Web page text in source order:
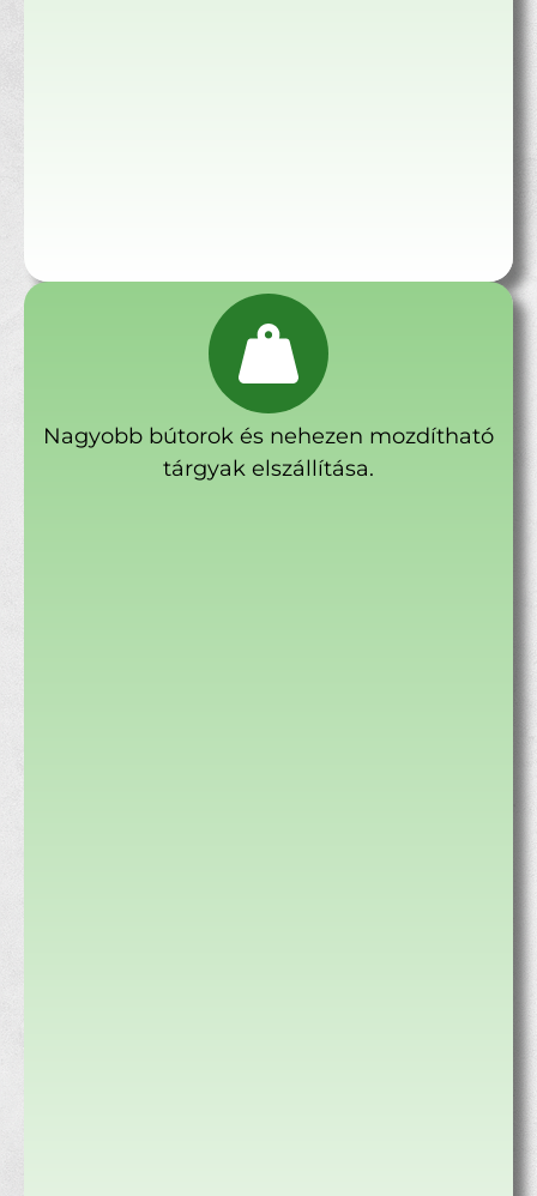
Nagyobb bútorok és nehezen mozdítható
tárgyak elszállítása.